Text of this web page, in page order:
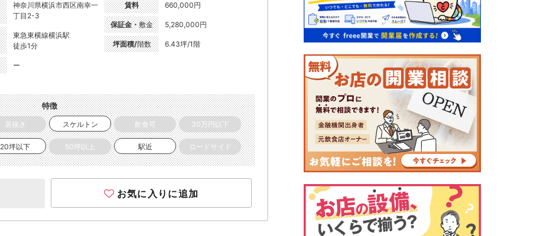
神奈川県横浜市西区南幸一
丁目2-3
東急東横線横浜駅
徒歩1分
ー
賃料 660,000円
保証金・敷金 5,280,000円
坪面積/階数 6.43坪/1階
特徴
居抜き スケルトン 飲食可 30万円以下
20坪以下 50坪以上 駅近 ロードサイド
お気に入りに追加